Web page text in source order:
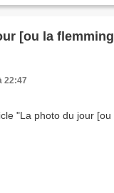
[ou la
22:47